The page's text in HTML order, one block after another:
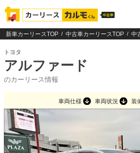
新車カーリースTOP 中古車カーリースTOP 中
トヨタ
アルファード
のカーリース情報
車両仕様 車両状況 装